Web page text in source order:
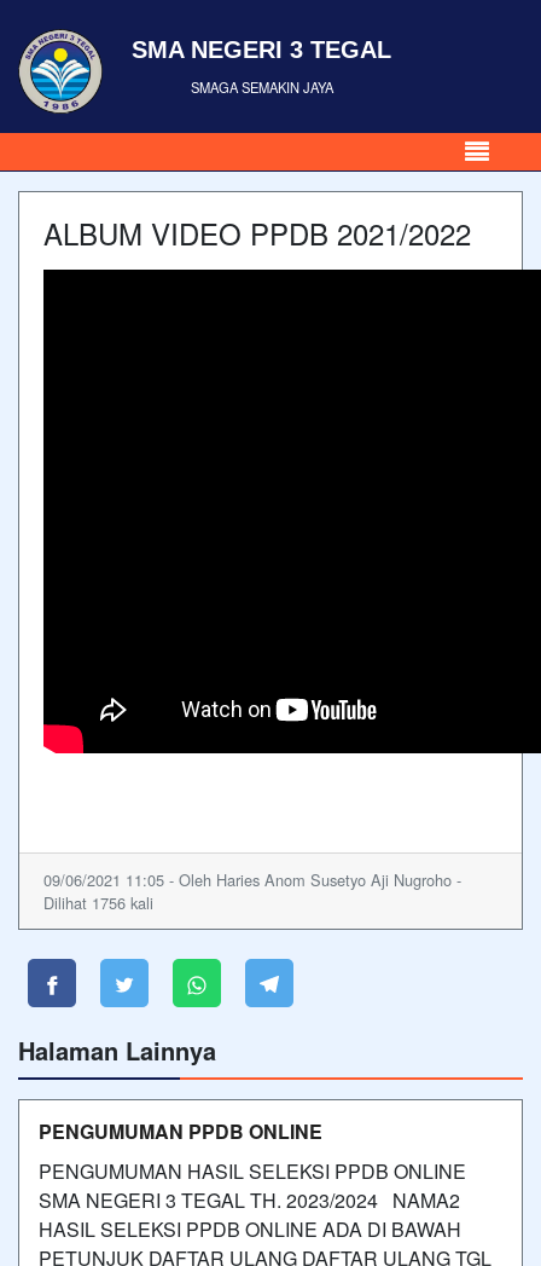
SMA NEGERI 3 TEGAL
SMAGA SEMAKIN JAYA
ALBUM VIDEO PPDB 2021/2022
09/06/2021 11:05 - Oleh Haries Anom Susetyo Aji Nugroho -
Dilihat 1756 kali
Halaman Lainnya
PENGUMUMAN PPDB ONLINE
PENGUMUMAN HASIL SELEKSI PPDB ONLINE
SMA NEGERI 3 TEGAL TH. 2023/2024 NAMA2
HASIL SELEKSI PPDB ONLINE ADA DI BAWAH
PETUNJUK DAFTAR ULANG DAFTAR ULANG TGL